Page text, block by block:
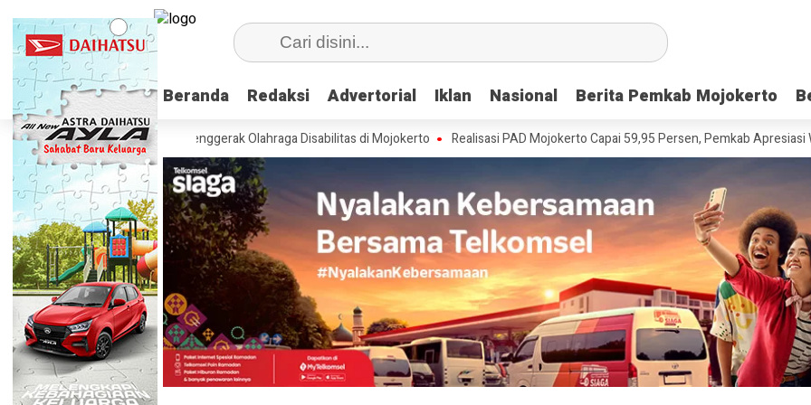
Beranda Redaksi Advertorial Iklan Nasional Berita Pemkab Mojokerto
Beranda Redaksi Advertorial Iklan Nasional Berita Pemkab Mojokerto
Latih 115 Penggerak Olahraga Disabilitas di Mojokerto Realisasi PAD Mojokerto Capai 59,95 Persen, Pemkab Apresiasi Wajib